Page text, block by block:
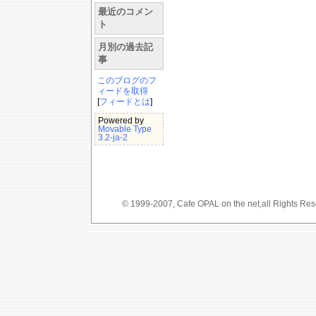
最近のコメン
ト
月別の過去記
事
このブログのフ
ィードを取得
[フィードとは]
Powered by
Movable Type
3.2-ja-2
© 1999-2007, Cafe OPAL on the net,all Rights